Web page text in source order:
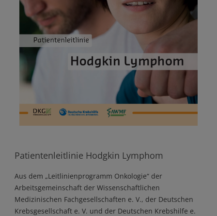
Patientenleitlinie Hodgkin Lymphom
Aus dem „Leitlinienprogramm Onkologie“ der
Arbeitsgemeinschaft der Wissenschaftlichen
Medizinischen Fachgesellschaften e. V., der Deutschen
Krebsgesellschaft e. V. und der Deutschen Krebshilfe e.